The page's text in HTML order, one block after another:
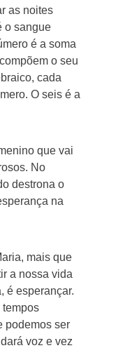
as noites
o sangue
é a soma
o seu
cada
O seis é a
que vai
No
destrona o
na
mais que
a nossa vida
é esperançar.
tempos
podemos ser
voz e vez